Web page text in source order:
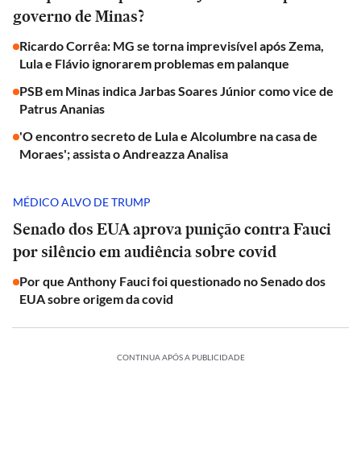
governo de Minas?
Ricardo Corrêa: MG se torna imprevisível após Zema,
Lula e Flávio ignorarem problemas em palanque
PSB em Minas indica Jarbas Soares Júnior como vice de
Patrus Ananias
'O encontro secreto de Lula e Alcolumbre na casa de
Moraes'; assista o Andreazza Analisa
MÉDICO ALVO DE TRUMP
Senado dos EUA aprova punição contra Fauci
por silêncio em audiência sobre covid
Por que Anthony Fauci foi questionado no Senado dos
EUA sobre origem da covid
CONTINUA APÓS A PUBLICIDADE